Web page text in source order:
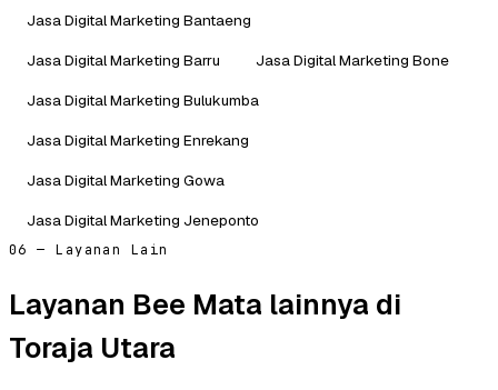
Jasa Digital Marketing Bantaeng
Jasa Digital Marketing Barru
Jasa Digital Marketing Bone
Jasa Digital Marketing Bulukumba
Jasa Digital Marketing Enrekang
Jasa Digital Marketing Gowa
Jasa Digital Marketing Jeneponto
06 — Layanan Lain
Layanan Bee Mata lainnya di
Toraja Utara